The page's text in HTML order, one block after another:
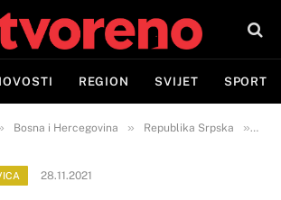
REGION SVIJET SPORT
Bosna i Hercegovina » Republika Srpska »
28.11.2021